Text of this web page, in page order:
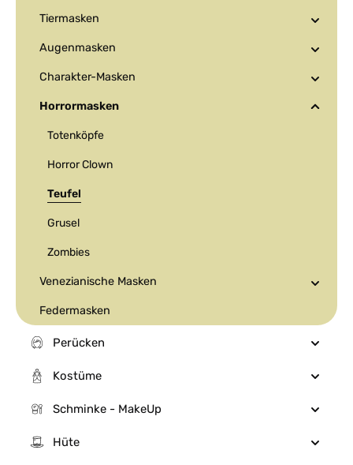
Tiermasken
Augenmasken
Charakter-Masken
Horrormasken
Totenköpfe
Horror Clown
Teufel
Grusel
Zombies
Venezianische Masken
Federmasken
Perücken
Kostüme
Schminke - MakeUp
Hüte